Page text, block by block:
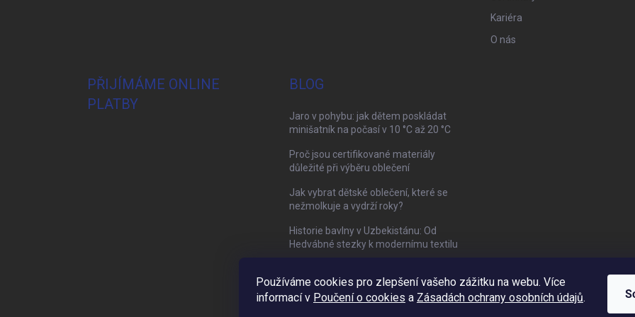
Používáme cookies pro zlepšení vašeho zážitku na webu. Více
informací v Poučení o cookies a Zásadách ochrany osobních údajů.
Kariéra
O nás
PŘIJÍMÁME ONLINE
PLATBY
BLOG
Jaro v pohybu: jak dětem poskládat
minišatník na počasí v 10 °C až 20 °C
Proč jsou certifikované materiály
důležité při výběru oblečení
Jak vybrat dětské oblečení, které se
nežmolkuje a vydrží roky?
Historie bavlny v Uzbekistánu: Od
Hedvábné stezky k modernímu textilu
Mamazone | Allegro.cz | Řešení sporů on-line